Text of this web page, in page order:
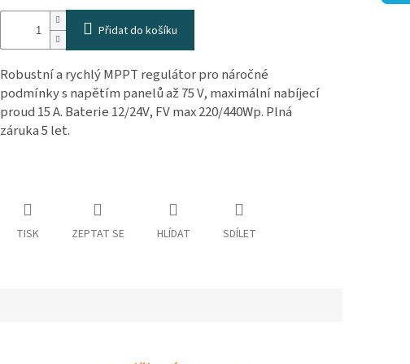
Přidat do košíku
Robustní a rychlý MPPT regulátor pro náročné
podmínky s napětím panelů až 75 V, maximální nabíjecí
proud 15 A. Baterie 12/24V, FV max 220/440Wp. Plná
záruka 5 let.
TISK ZEPTAT SE HLÍDAT SDÍLET